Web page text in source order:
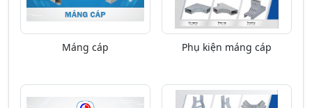
Máng cáp Phụ kiện máng cáp